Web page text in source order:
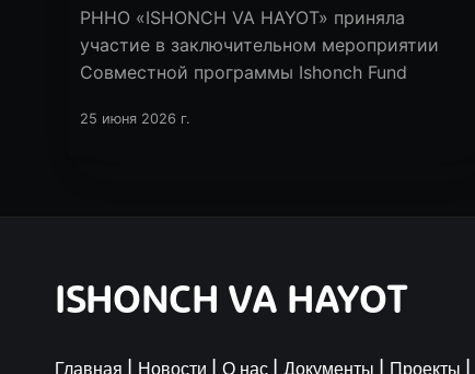
РННО «ISHONCH VA HAYOT» приняла
участие в заключительном мероприятии
Совместной программы Ishonch Fund
25 июня 2026 г.
ISHONCH VA HAYOT
Главная Новости О нас Документы Проекты